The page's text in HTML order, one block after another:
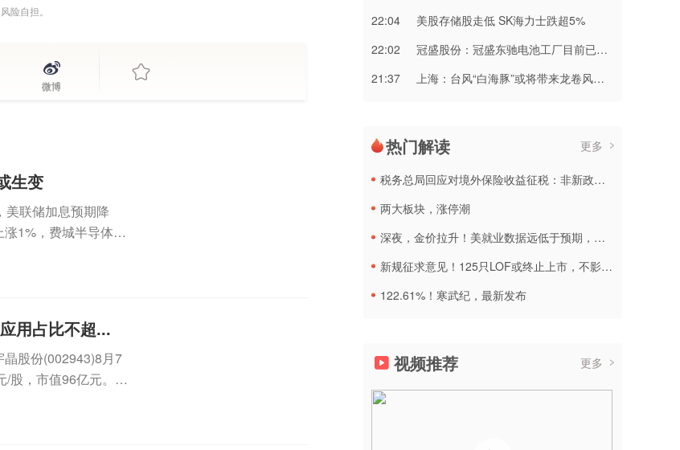
险自担。
微博
生变
美联储加息预期降
1%，费城半导体指
用占比不超...
股份(002943)8月7
/股，市值96亿元。8
22:04
美股存储股走低 SK海力士跌超5%
22:02
冠盛股份：冠盛东驰电池工厂目前已进入全面联机调试工作
21:37
上海：台风“白海豚”或将带来龙卷风等极端影响
热门解读 更多
税务总局回应对境外保险收益征税：非新政策，无需过度解读
两大板块，涨停潮
深夜，金价拉升！美就业数据远低于预期，加息或生变
新规征求意见！125只LOF或终止上市，不影响基金正常投资运作
122.61%！寒武纪，最新发布
视频推荐 更多